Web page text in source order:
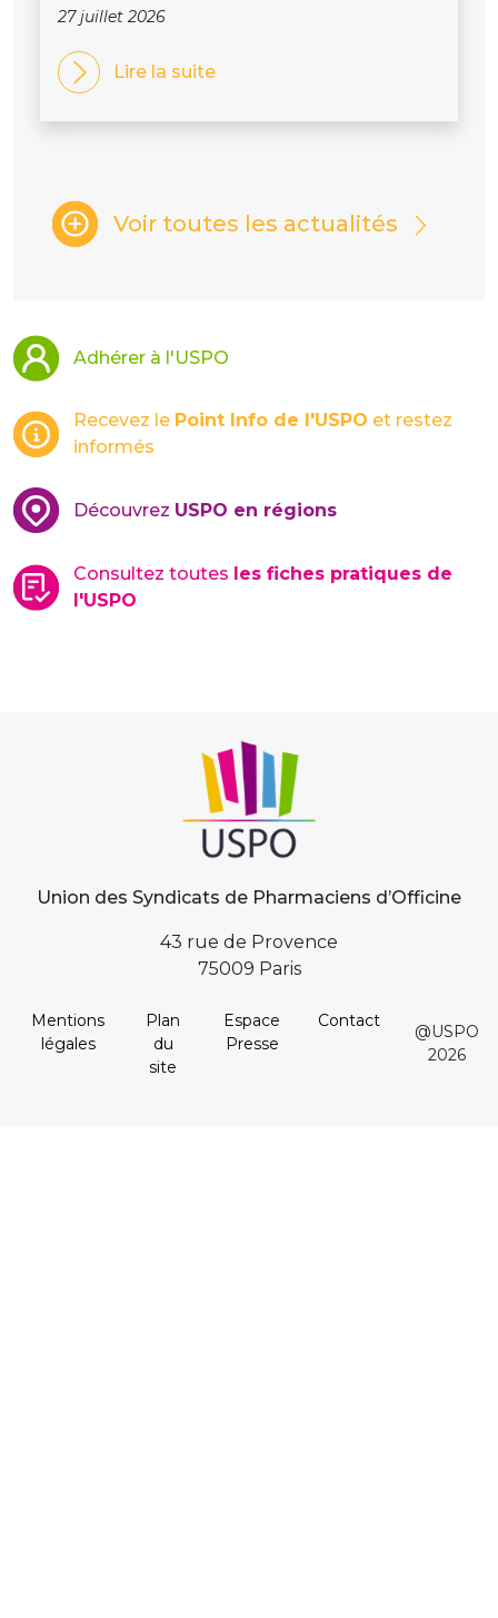
27 juillet 2026
Lire la suite
Voir toutes les actualités
Adhérer à l'USPO
Recevez le Point Info de l'USPO et restez
informés
Découvrez USPO en régions
Consultez toutes les fiches pratiques de
l'USPO
Union des Syndicats de Pharmaciens d’Officine
43 rue de Provence
75009 Paris
Mentions
légales
Plan
du
site
Espace
Presse
Contact
@USPO
2026